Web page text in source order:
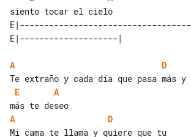
E|-----------------------------------
A
D
E
A
A
D